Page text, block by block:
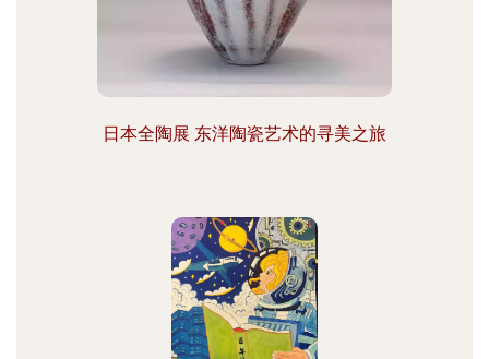
日本全陶展 东洋陶瓷艺术的寻美之旅